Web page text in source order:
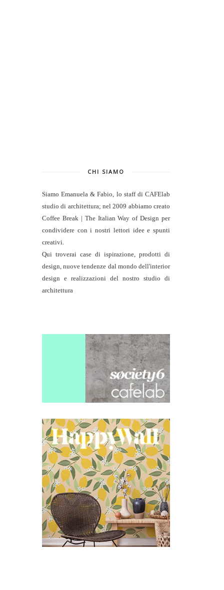
CHI SIAMO
Siamo Emanuela & Fabio, lo staff di CAFElab
studio di architettura; nel 2009 abbiamo creato
Coffee Break | The Italian Way of Design per
condividere con i nostri lettori idee e spunti
creativi.
Qui troverai case di ispirazione, prodotti di
design, nuove tendenze dal mondo dell'interior
design e realizzazioni del nostro studio di
architettura